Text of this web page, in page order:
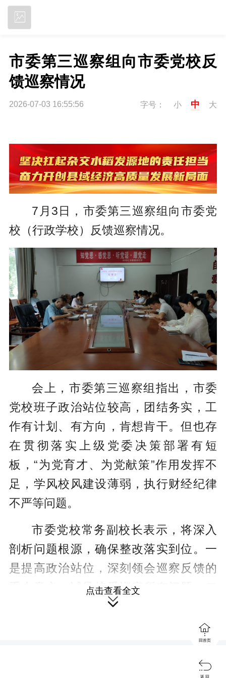
市委第三巡察组向市委党校反
馈巡察情况
2026-07-03 16:55:56 字号： 小 中 大
7月3日，市委第三巡察组向市委党
校（行政学校）反馈巡察情况。
会上，市委第三巡察组指出，市委
党校班子政治站位较高，团结务实，工
作有计划、有方向，肯想肯干。但也存
在贯彻落实上级党委决策部署有短
板，“为党育才、为党献策”作用发挥不
足，学风校风建设薄弱，执行财经纪律
不严等问题。
市委党校常务副校长表示，将深入
剖析问题根源，确保整改落实到位。一
是提高政治站位，深刻领会巡察反馈的
重大意义，诚恳接受巡察所有问题；二
是坚持标本兼治，从严从实抓好巡察整
改落地，确保所有问题见底清零；三是
突出成果转化，紧扣主责主业，以整改
点击查看全文


回首页

返 回